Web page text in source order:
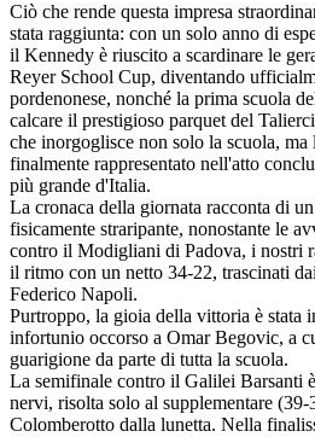
Ciò che rende questa impresa
stata raggiunta: con un solo anno di
il Kennedy è riuscito a scardinare le
Reyer School Cup, diventando
pordenonese, nonché la prima scuola
calcare il prestigioso parquet del
che inorgoglisce non solo la scuola,
finalmente rappresentato nell'atto
più grande d'Italia.
La cronaca della giornata racconta di
fisicamente straripante, nonostante le
contro il Modigliani di Padova, i nostri
il ritmo con un netto 34-22, trascinati
Federico Napoli.
Purtroppo, la gioia della vittoria è stata
infortunio occorso a Omar Begovic, a
guarigione da parte di tutta la scuola.
La semifinale contro il Galilei Barsanti
nervi, risolta solo al supplementare
Colomberotto dalla lunetta. Nella